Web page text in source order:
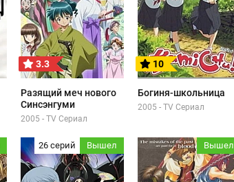
3.3
Разящий меч нового
Синсэнгуми
2005 - TV Сериал
10
Богиня-школьница
2005 - TV Сериал
26 серий Вышел Вышел